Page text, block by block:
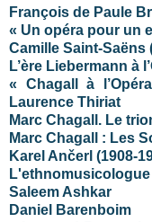
François de Paule
« Un opéra pour un
Camille Saint-Saëns
L’ère Liebermann à
« Chagall à
Laurence Thiriat
Marc Chagall. Le
Marc Chagall : Les
Karel Ančerl (1908-
Saleem Ashkar
Daniel Barenboim